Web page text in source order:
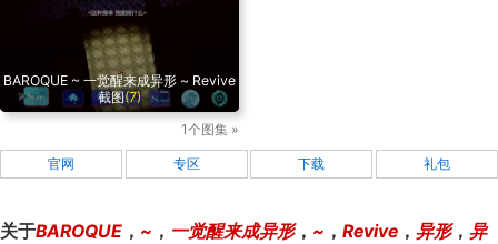
BAROQUE ~ 一觉醒来成异形 ~ Revive
截图(7)
1个图集 »
官网 专区 下载 礼包
关于BAROQUE ， ~ ， 一觉醒来成异形， ~ ， Revive ， 异形， 异